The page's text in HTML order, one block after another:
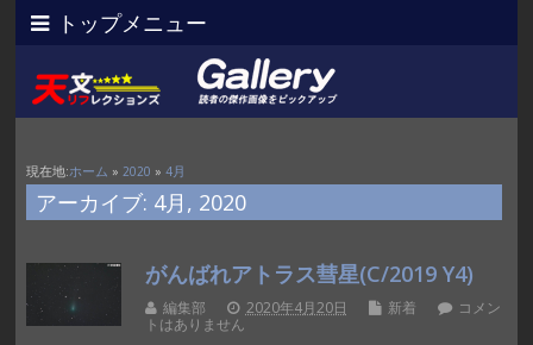
トップメニュー
現在地:ホーム » 2020 » 4月
アーカイブ: 4月, 2020
がんばれアトラス彗星(C/2019 Y4)
編集部 2020年4月20日 新着
コメン
トはありません